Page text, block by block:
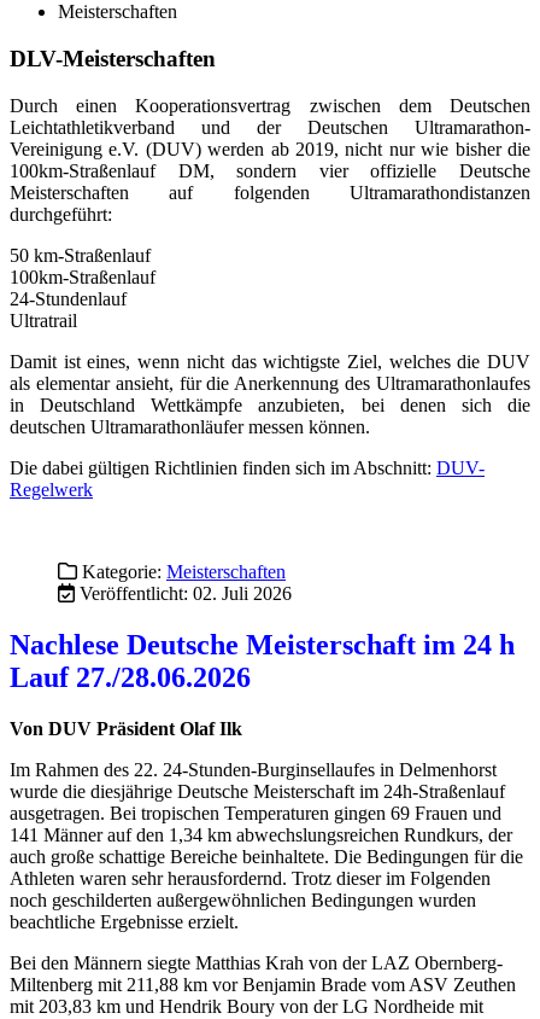
100km-Straßenlauf
24-Stundenlauf
Ultratrail
Damit ist eines, wenn nicht das wichtigste Ziel, welches die DUV
als elementar ansieht, für die Anerkennung des Ultramarathonlaufes
in Deutschland Wettkämpfe anzubieten, bei denen sich die
deutschen Ultramarathonläufer messen können.
Regelwerk
Veröffentlicht: 02. Juli 2026
Nachlese Deutsche Meisterschaft im 24 h
Von DUV Präsident Olaf Ilk
wurde die diesjährige Deutsche Meisterschaft im 24h-Straßenlauf
ausgetragen. Bei tropischen Temperaturen gingen 69 Frauen und
141 Männer auf den 1,34 km abwechslungsreichen Rundkurs, der
auch große schattige Bereiche beinhaltete. Die Bedingungen für die
Athleten waren sehr herausfordernd. Trotz dieser im Folgenden
noch geschilderten außergewöhnlichen Bedingungen wurden
Bei den Männern siegte Matthias Krah von der LAZ Obernberg-
Miltenberg mit 211,88 km vor Benjamin Brade vom ASV Zeuthen
mit 203,83 km und Hendrik Boury von der LG Nordheide mit
200,94 km.
Bei den Frauen hat Katrin Ochs von der LG Filder ihren Titel aus
dem Vorjahr mit gelaufenen 202,46 km verteidigt. Platz 2 erreichet
Mona Winter von Spiridon Frankfurt mit 187,20 km und Sabine
Beck von der RLT Rodgau mit 162,43km.